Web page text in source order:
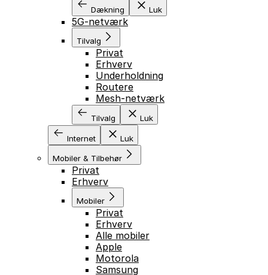
Dækning Luk
5G-netværk
Tilvalg
Privat
Erhverv
Underholdning
Routere
Mesh-netværk
Tilvalg Luk
Internet Luk
Mobiler & Tilbehør
Privat
Erhverv
Mobiler
Privat
Erhverv
Alle mobiler
Apple
Motorola
Samsung